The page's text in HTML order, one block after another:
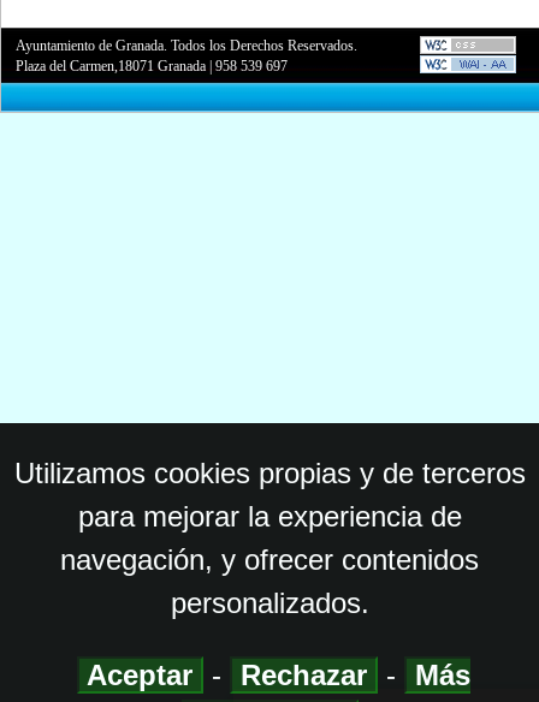
Ayuntamiento de Granada. Todos los Derechos Reservados.
Plaza del Carmen,18071 Granada |958 539 697
Utilizamos cookies propias y de terceros
para mejorar la experiencia de
navegación, y ofrecer contenidos
personalizados.
Aceptar - Rechazar - Más